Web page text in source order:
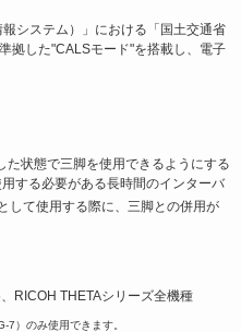
システム）」における「国土交通省
拠した"CALSモード"を搭載し、電子
状態で三脚を使用できるようにする
する必要がある長時間のインターバ
として使用する際に、三脚との併用が
RICOH THETAシリーズ全機種
7）のみ使用できます。